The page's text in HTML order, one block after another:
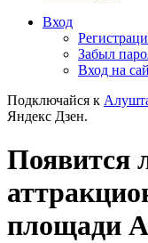
Вход
Забыл
Вход на
Подключайся к
Яндекс Дзен.
Появится
площади